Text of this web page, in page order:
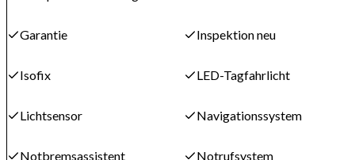
Garantie Inspektion neu
Isofix LED-Tagfahrlicht
Lichtsensor Navigationssystem
Notbremsassistent Notrufsystem